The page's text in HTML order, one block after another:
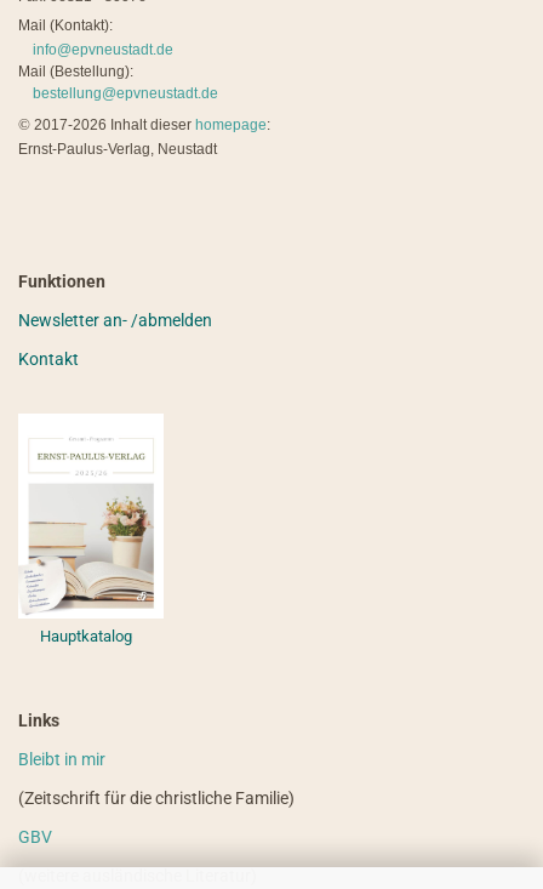
Mail (Kontakt):
info@epvneustadt.de
Mail (Bestellung):
bestellung@epvneustadt.de
© 2017-2026 Inhalt dieser homepage:
Ernst-Paulus-Verlag, Neustadt
Funktionen
Newsletter an- /abmelden
Kontakt
Hauptkatalog
Links
Bleibt in mir
(Zeitschrift für die christliche Familie)
GBV